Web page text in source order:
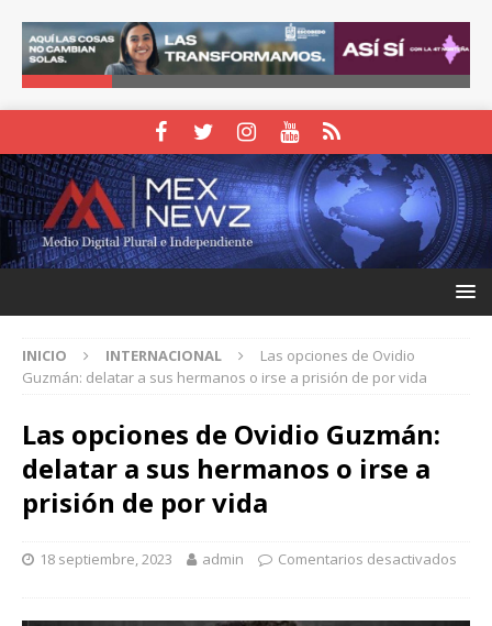
INICIO INTERNACIONAL
Las opciones de Ovidio
Guzmán: delatar a sus hermanos o irse a prisión de por vida
Las opciones de Ovidio Guzmán:
delatar a sus hermanos o irse a
prisión de por vida
18 septiembre, 2023 admin Comentarios desactivados